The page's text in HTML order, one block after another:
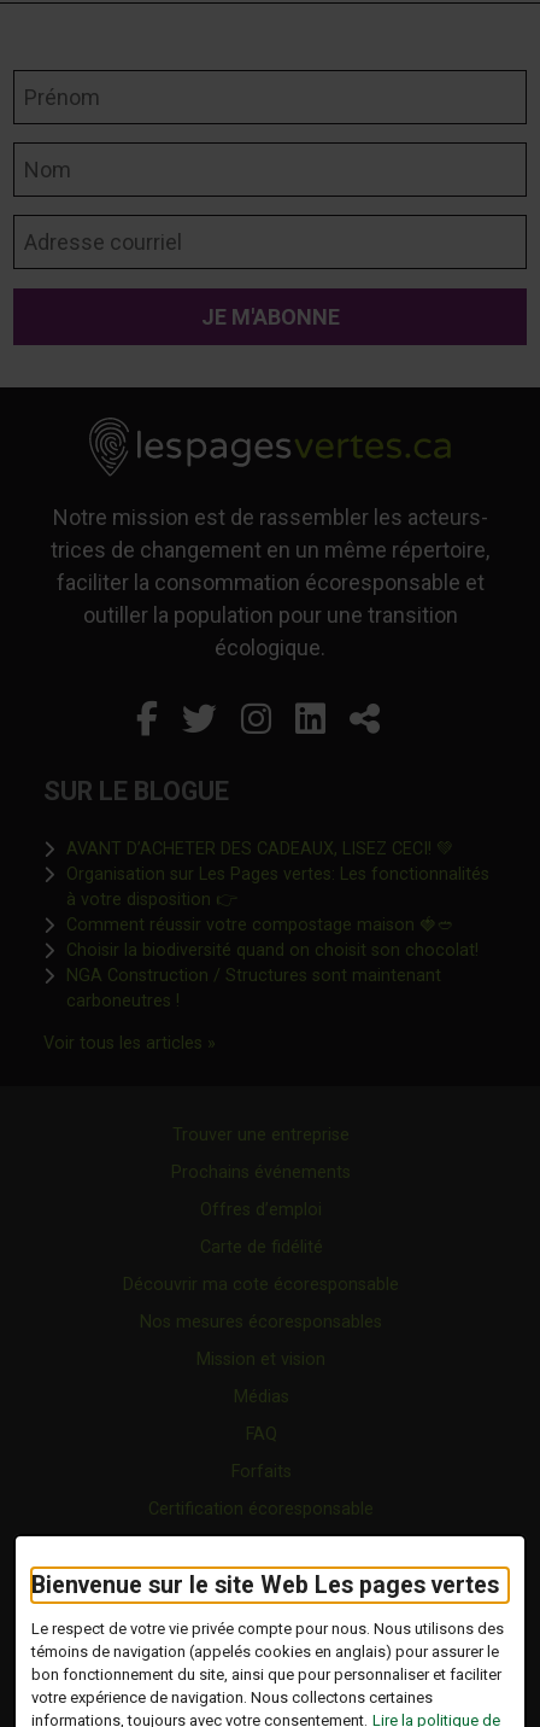
Bienvenue sur le site Web Les pages vertes
Le respect de votre vie privée compte pour nous. Nous utilisons des
témoins de navigation (appelés cookies en anglais) pour assurer le
bon fonctionnement du site, ainsi que pour personnaliser et faciliter
votre expérience de navigation. Nous collectons certaines
informations, toujours avec votre consentement. Lire la politique de
Notre mission est de rassembler les acteurs-
trices de changement en un même répertoire,
faciliter la consommation écoresponsable et
outiller la population pour une transition
écologique.
Facebook
Ce lien s'ouvrira dans
Twitter
Ce lien s'ouvrira
Instagram
Ce lien s'ouvrira
LinkedIn
Ce lien
Partager
SUR LE BLOGUE
AVANT D’ACHETER DES CADEAUX, LISEZ CECI! 💚
Organisation sur Les Pages vertes: Les fonctionnalités
à votre disposition 👉Ce lien s'ouvrira dans une nouvelle
Comment réussir votre compostage maison 🍓🥙
Choisir la biodiversité quand on choisit son chocolat!Ce lien
NGA Construction / Structures sont maintenant
carboneutres !Ce lien s'ouvrira dans une nouvelle fenêtre"
Voir tous les articles »Ce lien s'ouvrira dans une nouvelle
Trouver une entreprise
Prochains événements
Offres d’emploi
Carte de fidélité
Découvrir ma cote écoresponsable
Nos mesures écoresponsables
Mission et vision
Médias
FAQ
Forfaits
Certification écoresponsable
Vidéo
Blogue
Copyright © 2026 Tous droits réservés.
Les Pages Vertes | Répertoire d'entreprises